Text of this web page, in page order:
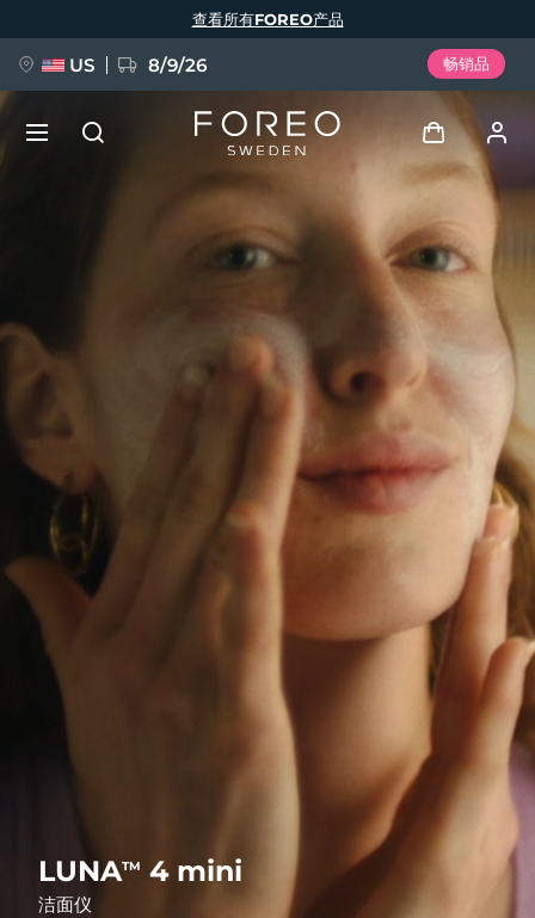
LUNATM 4 mini
洁面仪
查看所有FOREO产品
US 8/9/26 畅销品
用户信息
我的设备
我的订单
我的地址
我的订阅
FAQ™ Pure Beauty-Tech Elixir
issa™ Teeth Whitening Set
FAQ™ Dual LED Panel
Deutsch
Español
Français
Italiano
Português
Русский
繁體中文
发货国家
美国 预计送达日期8/9/26
英国 预计送达日期 8/8/26
预计送达日期 8/11/26
预计送达日期
德国